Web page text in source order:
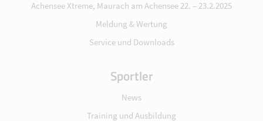
Achensee Xtreme, Maurach am Achensee 22. – 23.2.2025
Meldung & Wertung
Service und Downloads
Sportler
News
Training und Ausbildung